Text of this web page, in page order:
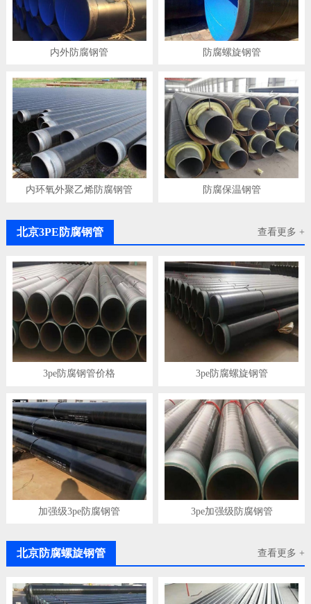
内外防腐钢管 防腐螺旋钢管
内环氧外聚乙烯防腐钢管 防腐保温钢管
查看更多 +
北京3PE防腐钢管
3pe防腐钢管价格 3pe防腐螺旋钢管
加强级3pe防腐钢管 3pe加强级防腐钢管
查看更多 +
北京防腐螺旋钢管